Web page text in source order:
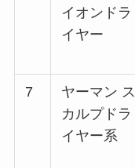
イオンドラ
イヤー
7
ヤーマン ス
カルプドラ
イヤー系